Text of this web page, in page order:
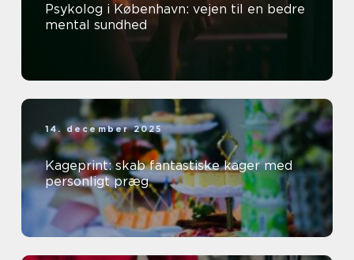
Psykolog i København: vejen til en bedre
mental sundhed
14. december 2025
Kageprint: skab fantastiske kager med
personligt præg